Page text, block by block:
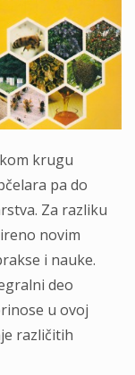
krugu
pa do
Za razliku
novim
i nauke.
deo
u ovoj
različitih